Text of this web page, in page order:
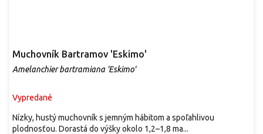
Muchovník Bartramov 'Eskimo'
Amelanchier bartramiana 'Eskimo'
Vypredané
Nízky, hustý muchovník s jemným hábitom a spoľahlivou
plodnosťou. Dorastá do výšky okolo 1,2–1,8 ma...